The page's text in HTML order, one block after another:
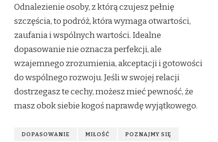
Odnalezienie osoby, z którą czujesz pełnię
szczęścia, to podróż, która wymaga otwartości,
zaufania i wspólnych wartości. Idealne
dopasowanie nie oznacza perfekcji, ale
wzajemnego zrozumienia, akceptacji i gotowości
do wspólnego rozwoju. Jeśli w swojej relacji
dostrzegasz te cechy, możesz mieć pewność, że
masz obok siebie kogoś naprawdę wyjątkowego.
DOPASOWANIE MIŁOŚĆ POZNAJMY SIĘ